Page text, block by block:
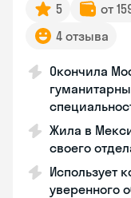
5 от
4 отзыва
Окончила
Жила в
своего
Использует
уверенного